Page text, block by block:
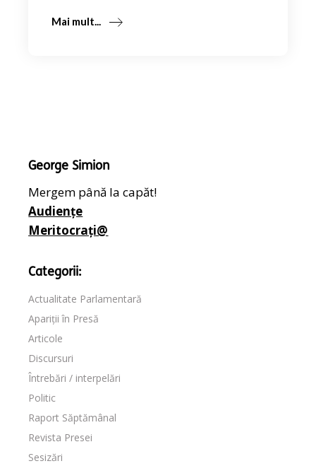
Mai mult...
George Simion
Mergem până la capăt!
Audiențe
Meritocrați@
Categorii:
Actualitate Parlamentară
Apariții în Presă
Articole
Discursuri
Întrebări / interpelări
Politic
Raport Săptămânal
Revista Presei
Sesizări